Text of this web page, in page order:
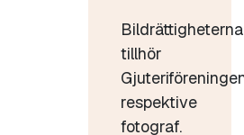
Bildrättigheterna
tillhör
respektive
fotograf.